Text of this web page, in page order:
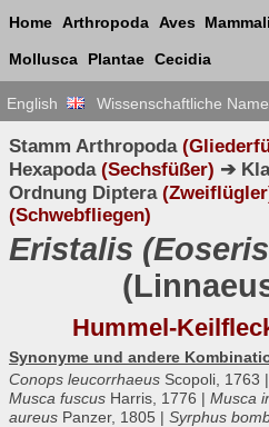
Home Arthropoda Aves
Mollusca Plantae Cecidia
English Wissenschaftliche
Stamm Arthropoda
Hexapoda(Sechsfüßer) ➔
Ordnung Diptera
(Schwebfliegen)
Eristalis
Hummel-
Synonyme und andere
Conops leucorrhaeus Scopoli, 1763 |
Musca fuscus Harris, 1776 | Musca
aureus Panzer, 1805 | Syrphus